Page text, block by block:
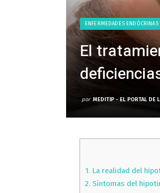
ENFERMEDADES ENDÓCRINAS
El
por MEDITIP - EL PORTAL DE
1. La realidad del
2. Síntomas del